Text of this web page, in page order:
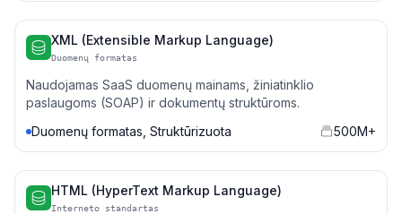
XML (Extensible Markup Language)
Duomenų formatas
Naudojamas SaaS duomenų mainams, žiniatinklio
paslaugoms (SOAP) ir dokumentų struktūroms.
Duomenų formatas, Struktūrizuota
500M+
HTML (HyperText Markup Language)
Interneto standartas